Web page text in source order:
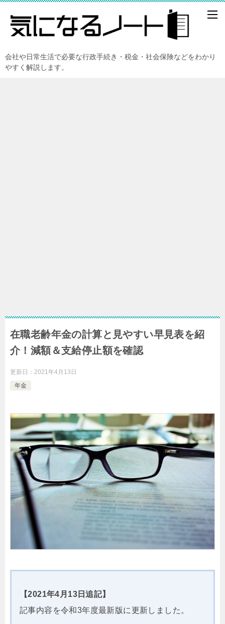
会社や日常生活で必要な行政手続き・税金・社会保険などをわかり
やすく解説します。
在職老齢年金の計算と見やすい早見表を紹
介！減額＆支給停止額を確認
更新日： 2021年4月13日
年金
【2021年4月13日追記】
記事内容を令和3年度最新版に更新しました。